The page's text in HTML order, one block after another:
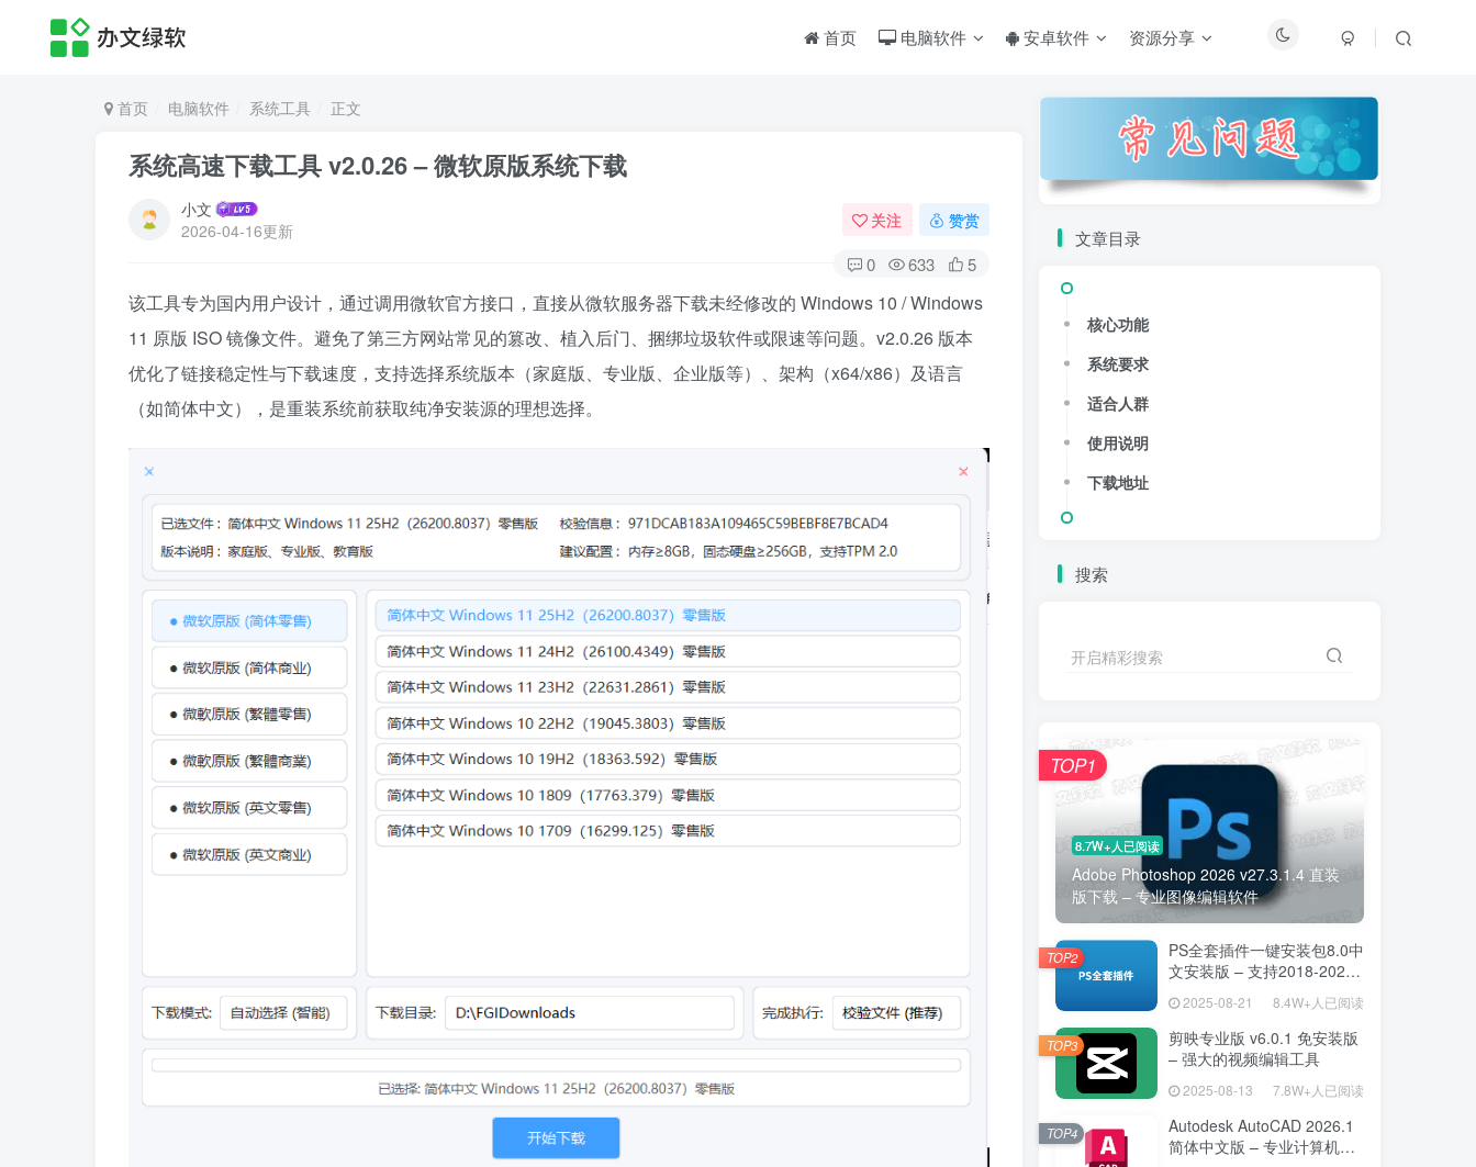
首页 电脑软件 安卓软件 资源分享
首页 电脑软件 系统工具 正文
系统高速下载工具 v2.0.26 – 微软原版系统下载
小文
2026-04-16更新
关注 赞赏
0 633 5
该工具专为国内用户设计，通过调用微软官方接口，直接从微软服务器下载未经修改的 Windows 10 / Windows
11 原版 ISO 镜像文件。避免了第三方网站常见的篡改、植入后门、捆绑垃圾软件或限速等问题。v2.0.26 版本
优化了链接稳定性与下载速度，支持选择系统版本（家庭版、专业版、企业版等）、架构（x64/x86）及语言
（如简体中文），是重装系统前获取纯净安装源的理想选择。
文章目录
核心功能
系统要求
适合人群
使用说明
下载地址
搜索
开启精彩搜索
8.7W+人已阅读
Adobe Photoshop 2026 v27.3.1.4 直装
版下载 – 专业图像编辑软件
TOP1
PS全套插件一键安装包8.0中
文安装版 – 支持2018-2025
– 提升设计效率
2025-08-21 8.4W+人已阅读
TOP2
剪映专业版 v6.0.1 免安装版
– 强大的视频编辑工具
2025-08-13 7.8W+人已阅读
TOP3
Autodesk AutoCAD 2026.1
简体中文版 – 专业计算机辅
TOP4